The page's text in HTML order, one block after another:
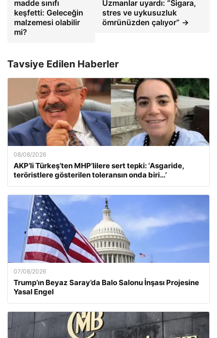
madde sınıfı
keşfetti: Geleceğin
malzemesi olabilir
mi?
Uzmanlar uyardı: “Sigara,
stres ve uykusuzluk
ömrünüzden çalıyor” →
Tavsiye Edilen Haberler
08/08/2026
AKP’li Türkeş’ten MHP’lilere sert tepki: ‘Asgaride,
teröristlere gösterilen toleransın onda biri…’
07/08/2026
Trump’ın Beyaz Saray’da Balo Salonu İnşası Projesine
Yasal Engel